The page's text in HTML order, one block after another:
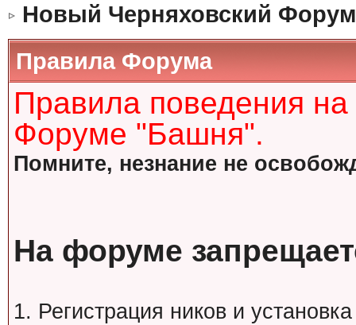
Новый Черняховский Форум
Правила Форума
Правила поведения
Форуме "Башня".
Помните, незнание не
На форуме
1. Регистрация ников и